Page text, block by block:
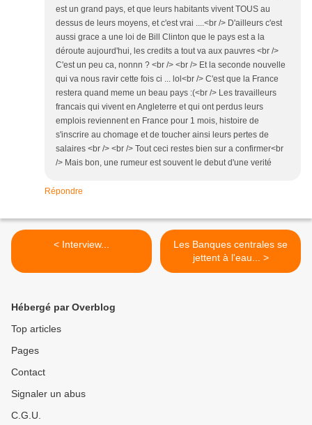
est un grand pays, et que leurs habitants vivent TOUS au
dessus de leurs moyens, et c'est vrai ....<br /> D'ailleurs c'est
aussi grace a une loi de Bill Clinton que le pays est a la
déroute aujourd'hui, les credits a tout va aux pauvres <br />
C'est un peu ca, nonnn ? <br /> <br /> Et la seconde nouvelle
qui va nous ravir cette fois ci ... lol<br /> C'est que la France
restera quand meme un beau pays :(<br /> Les travailleurs
francais qui vivent en Angleterre et qui ont perdus leurs
emplois reviennent en France pour 1 mois, histoire de
s'inscrire au chomage et de toucher ainsi leurs pertes de
salaires <br /> <br /> Tout ceci restes bien sur a confirmer<br
/> Mais bon, une rumeur est souvent le debut d'une verité
Répondre
< Interview...
Les Banques centrales se
jettent à l'eau... >
Hébergé par Overblog
Top articles
Pages
Contact
Signaler un abus
C.G.U.